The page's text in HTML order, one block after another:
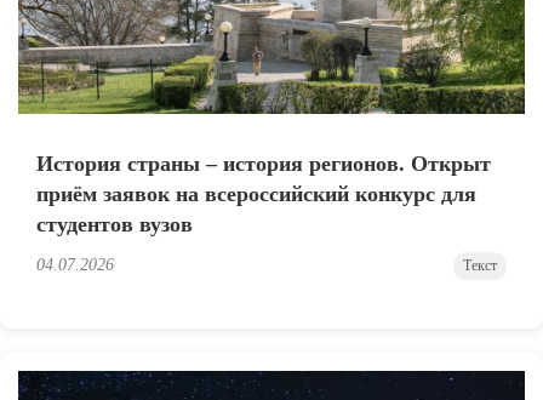
История страны – история регионов. Открыт
приём заявок на всероссийский конкурс для
студентов вузов
04.07.2026 Текст